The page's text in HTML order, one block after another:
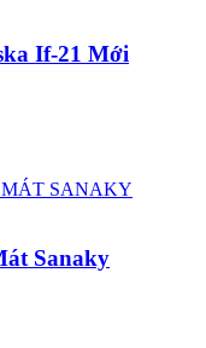
If-21 Mới
Sanaky